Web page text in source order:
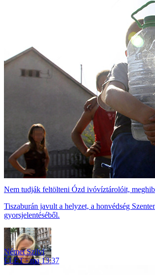
Nem tudják feltölteni Ózd ivóvíztárolóit,
Tiszaburán javult a helyzet, a honvédség
gyorsjelentéséből.
Német Szilvi
ÉLET
ma 13:37